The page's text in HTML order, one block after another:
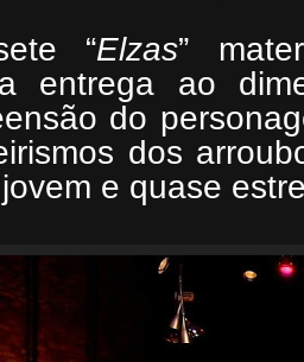
“Elzas”
entrega ao
do
dos
e quase